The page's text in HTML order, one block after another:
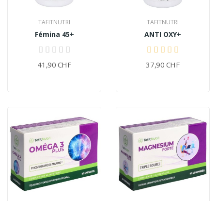
TAFITNUTRI
Fémina 45+
41,90 CHF
TAFITNUTRI
ANTI OXY+
37,90 CHF